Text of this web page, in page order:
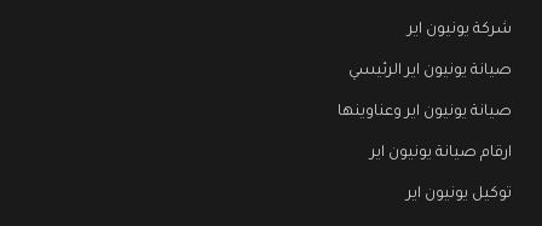
شركة يونيون اير
صيانة يونيون اير الرئيسي
صيانة يونيون اير وعناوينها
ارقام صيانة يونيون اير
توكيل يونيون اير